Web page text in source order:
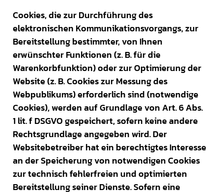
Cookies, die zur Durchführung des
elektronischen Kommunikationsvorgangs, zur
Bereitstellung bestimmter, von Ihnen
erwünschter Funktionen (z. B. für die
Warenkorbfunktion) oder zur Optimierung der
Website (z. B. Cookies zur Messung des
Webpublikums) erforderlich sind (notwendige
Cookies), werden auf Grundlage von Art. 6 Abs.
1 lit. f DSGVO gespeichert, sofern keine andere
Rechtsgrundlage angegeben wird. Der
Websitebetreiber hat ein berechtigtes Interesse
an der Speicherung von notwendigen Cookies
zur technisch fehlerfreien und optimierten
Bereitstellung seiner Dienste. Sofern eine